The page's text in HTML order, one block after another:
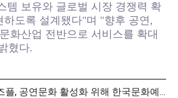
템 보유와 글로벌 시장 경쟁력 확
하도록 설계됐다"며 "향후 공연,
화산업 전반으로 서비스를 확대
혔다.
GS비즈플, 공연문화 활성화 위해 한국문화예술위원회에 1천만원 기부